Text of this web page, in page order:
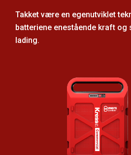
Takket være en egenutviklet
batteriene enestående kraft og
lading.